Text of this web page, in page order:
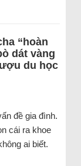
“hoàn
dát vàng
du học
đề gia đình.
cái ra khoe
ai biết.